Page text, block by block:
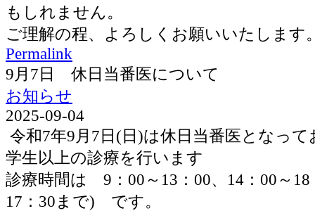
もしれません。
ご理解の程、よろしくお願いいたします
Permalink
9月7日 休日当番医について
お知らせ
2025-09-04
令和7年9月7日(日)は休日当番医となっ
学生以上の診療を行います
診療時間は 9：00～13：00、14：00～
17：30まで) です。